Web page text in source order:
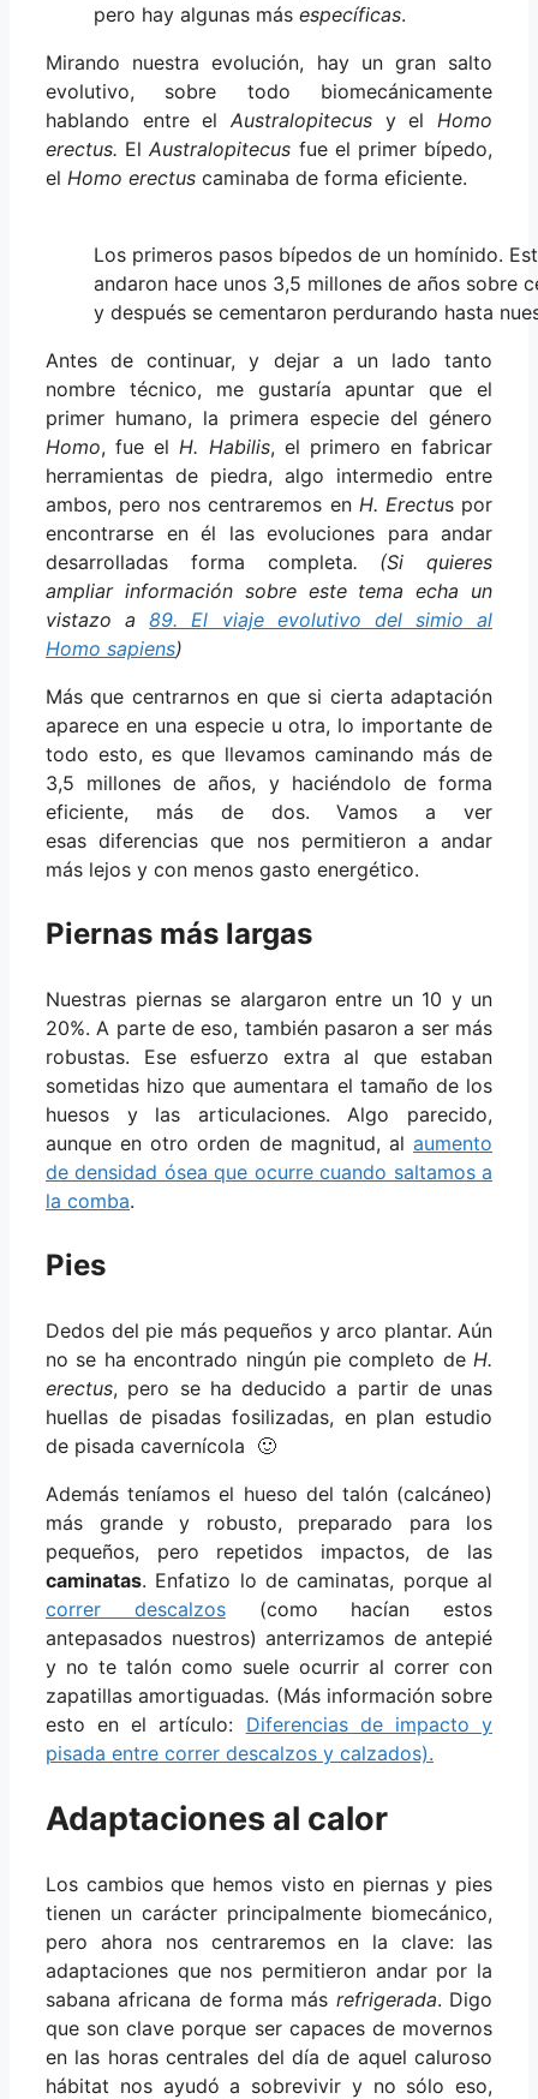
pero hay algunas más específicas.
Mirando nuestra evolución, hay un gran salto
evolutivo, sobre todo biomecánicamente
hablando entre el Australopitecus y el Homo
erectus. ElAustralopitecus fue el primer bípedo,
el Homo erectus caminaba de forma eficiente.
Los primeros pasos bípedos de un homínido.
andaron hace unos 3,5 millones de años sobre
y después se cementaron perdurando hasta
Antes de continuar, y dejar a un lado tanto
nombre técnico, me gustaría apuntar que el
primer humano, la primera especie del género
Homo, fue elH. Habilis, el primero en fabricar
herramientas de piedra, algo intermedio entre
ambos, pero nos centraremos en H. Erectus por
encontrarse en él las evoluciones para andar
desarrolladas forma completa. (Si quieres
ampliar información sobre este tema echa un
vistazo a89. El viaje evolutivo del simio al
Homo sapiens)
Más que centrarnos en que si cierta adaptación
aparece en una especie u otra, lo importante de
todo esto, es que llevamos caminando más de
3,5 millones de años, y haciéndolo de forma
eficiente, más de dos. Vamos a ver
esas diferencias que nos permitieron a andar
más lejos y con menos gasto energético.
Piernas más largas
Nuestras piernas se alargaron entre un 10 y un
20%. A parte de eso, también pasaron a ser más
robustas. Ese esfuerzo extra al que estaban
sometidas hizo que aumentara el tamaño de los
huesos y las articulaciones. Algo parecido,
aunque en otro orden de magnitud, al aumento
de densidad ósea que ocurre cuando saltamos a
la comba.
Pies
Dedos del pie más pequeños y arco plantar. Aún
no se ha encontrado ningún pie completo de H.
erectus, pero se ha deducido a partir de unas
huellas de pisadas fosilizadas, en plan estudio
de pisada cavernícola 🙂
Además teníamos el hueso del talón (calcáneo)
más grande y robusto, preparado para los
pequeños, pero repetidos impactos, de las
caminatas. Enfatizo lo de caminatas, porque al
correr descalzos(como hacían estos
antepasados nuestros) anterrizamos de antepié
y no te talón como suele ocurrir al correr con
zapatillas amortiguadas. (Más información sobre
esto en el artículo: Diferencias de impacto y
pisada entre correr descalzos y calzados).
Adaptaciones al calor
Los cambios que hemos visto en piernas y pies
tienen un carácter principalmente biomecánico,
pero ahora nos centraremos en la clave: las
adaptaciones que nos permitieron andar por la
sabana africana de forma más refrigerada. Digo
que son clave porque ser capaces de movernos
en las horas centrales del día de aquel caluroso
hábitat nos ayudó a sobrevivir y no sólo eso,